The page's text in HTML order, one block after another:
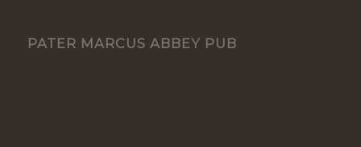
PATER MARCUS ABBEY PUB